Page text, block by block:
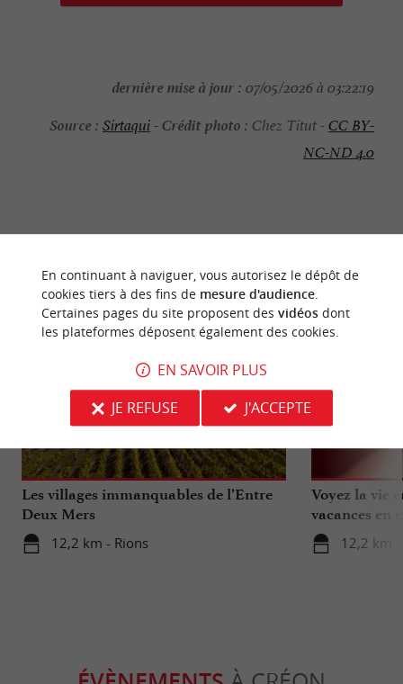
dernière mise à jour : 07/05/2026 à 03:22:19
Source : Sirtaqui-Crédit photo : Chez Titut -CC BY-
NC-ND 4.0
Les villages immanquables de l’Entre
Deux Mers
12,2 km - Rions
Culturelle
Voyez la vie
vacances en
12,2 km -
En continuant à naviguer, vous autorisez le dépôt de
cookies tiers à des fins de mesure d'audience.
Certaines pages du site proposent des vidéosdont
les plateformes déposent également des cookies.
EN SAVOIR PLUS
JE REFUSE
J'ACCEPTE